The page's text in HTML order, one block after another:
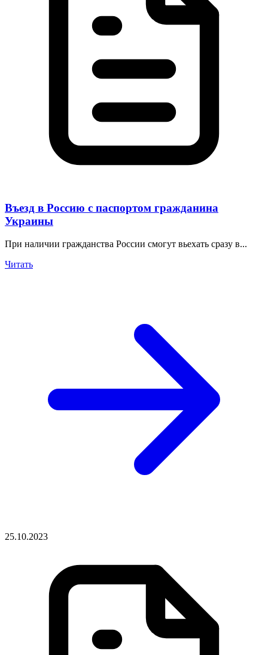
Въезд в Россию с паспортом гражданина
Украины
При наличии гражданства России смогут вьехать сразу в...
Читать
25.10.2023